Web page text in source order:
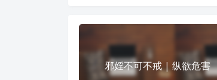
邪婬不可不戒 | 纵欲危害